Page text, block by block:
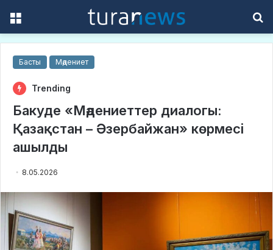
Басты Мәдениет
Trending
Бакуде «Мәдениеттер диалогы:
Қазақстан – Әзербайжан» көрмесі
ашылды
8.05.2026